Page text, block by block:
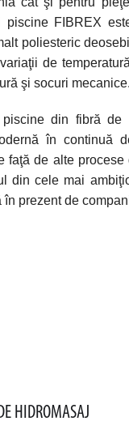
piscine FIBREX
poliesteric
de
şi socuri mecanice.
piscine din fibră de
în continuă
faţă de alte procese
din cele mai
în prezent de
HIDROMASAJ